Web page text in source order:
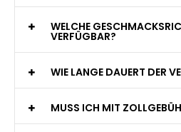
WELCHE
VERFÜGBAR?
WIE LANGE DAUERT DER
MUSS ICH MIT